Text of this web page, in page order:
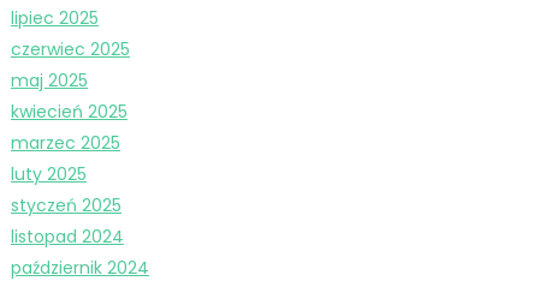
lipiec 2025
czerwiec 2025
maj 2025
kwiecień 2025
marzec 2025
luty 2025
styczeń 2025
listopad 2024
październik 2024